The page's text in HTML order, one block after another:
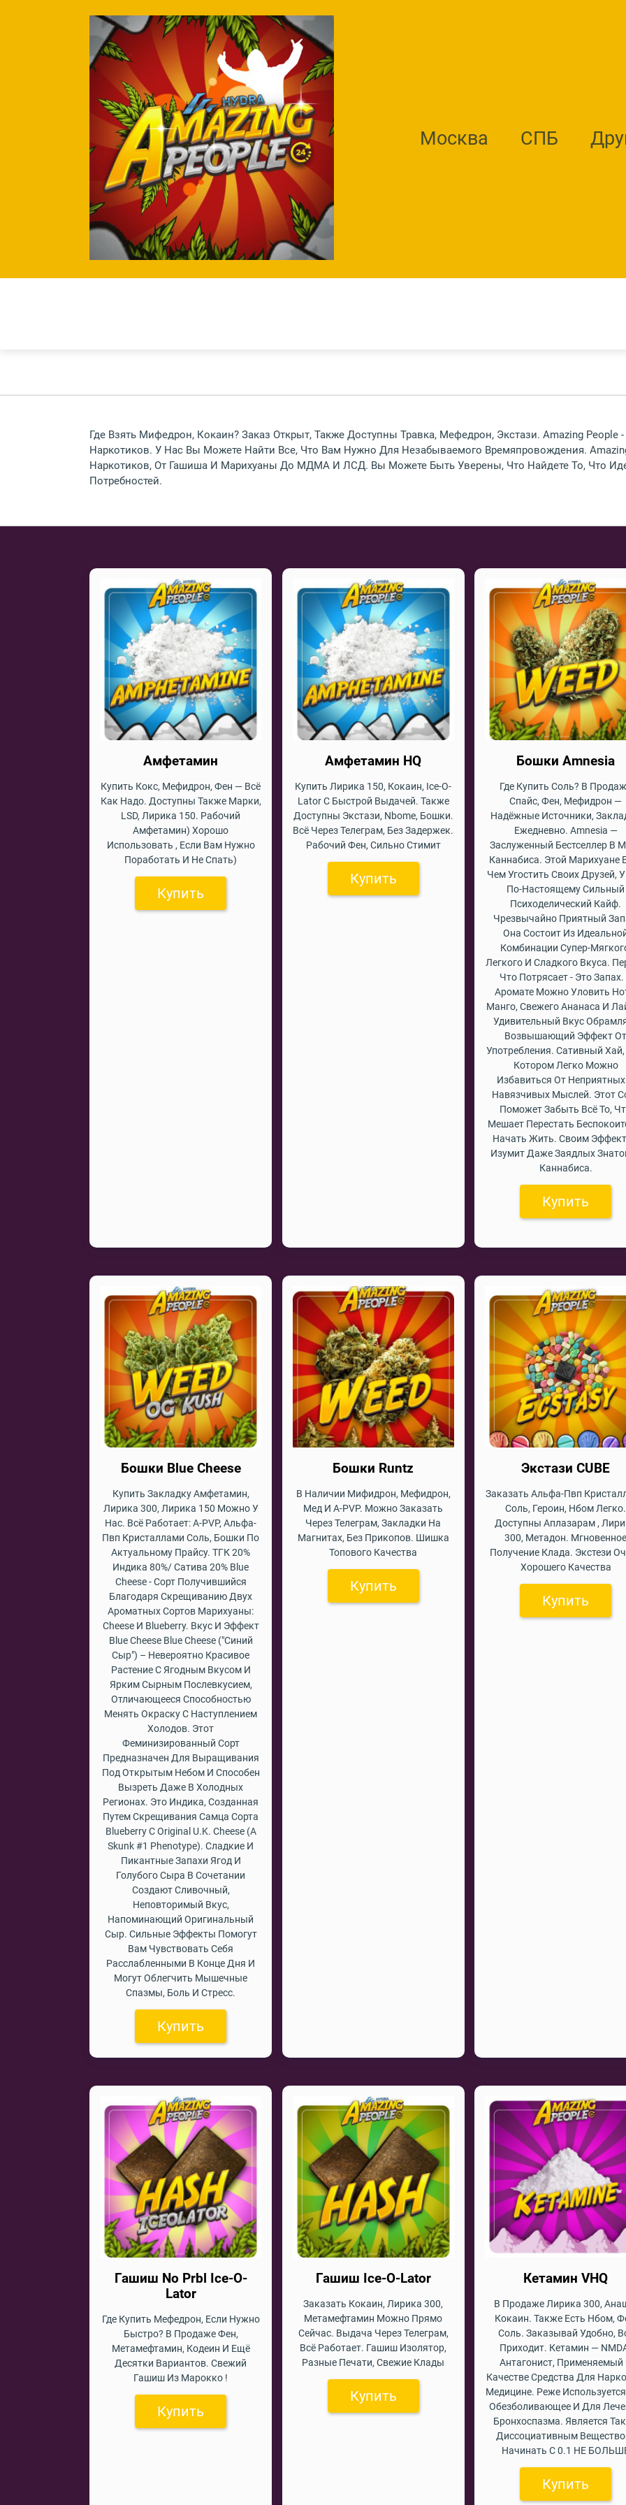
Москва СПБ
Где Взять Мифедрон, Кокаин? Заказ Открыт, Также Доступны Травка, Мефедрон, Экстази. Amazing
Наркотиков. У Нас Вы Можете Найти Все, Что Вам Нужно Для Незабываемого Времяпровождения.
Наркотиков, От Гашиша И Марихуаны До МДМА И ЛСД. Вы Можете Быть Уверены, Что Найдете То, Что
Потребностей.
Амфетамин
Купить Кокс, Мефидрон, Фен — Всё
Как Надо. Доступны Также Марки,
LSD, Лирика 150. Рабочий
Амфетамин) Хорошо
Использовать , Если Вам Нужно
Поработать И Не Спать)
Купить
Амфетамин HQ
Купить Лирика 150, Кокаин, Ice-O-
Lator С Быстрой Выдачей. Также
Доступны Экстази, Nbome, Бошки.
Всё Через Телеграм, Без Задержек.
Рабочий Фен, Сильно Стимит
Купить
Бошки Amnesia
Где Купить Соль? В
Спайс, Фен, Мефидрон —
Надёжные Источники,
Ежедневно. Amnesia —
Заслуженный Бестселлер В
Каннабиса. Этой Марихуане
Чем Угостить Своих Друзей,
По-Настоящему Сильный
Психоделический Кайф.
Чрезвычайно Приятный
Она Состоит Из
Комбинации Супер-
Легкого И Сладкого Вкуса.
Что Потрясает - Это Запах.
Аромате Можно Уловить
Манго, Свежего Ананаса И
Удивительный Вкус
Возвышающий Эффект От
Употребления. Сативный
Котором Легко Можно
Избавиться От
Навязчивых Мыслей. Этот
Поможет Забыть Всё То,
Мешает Перестать
Начать Жить. Своим
Изумит Даже Заядлых
Каннабиса.
Купить
Бошки Blue Cheese
Купить Закладку Амфетамин,
Лирика 300, Лирика 150 Можно У
Нас. Всё Работает: A-PVP, Альфа-
Пвп Кристаллами Соль, Бошки По
Актуальному Прайсу. ТГК 20%
Индика 80%/ Сатива 20% Blue
Cheese - Сорт Получившийся
Благодаря Скрещиванию Двух
Ароматных Сортов Марихуаны:
Cheese И Blueberry. Вкус И Эффект
Blue Cheese Blue Cheese ("Синий
Сыр") – Невероятно Красивое
Растение С Ягодным Вкусом И
Ярким Сырным Послевкусием,
Отличающееся Способностью
Менять Окраску С Наступлением
Холодов. Этот
Феминизированный Сорт
Предназначен Для Выращивания
Под Открытым Небом И Способен
Вызреть Даже В Холодных
Регионах. Это Индика, Созданная
Путем Скрещивания Самца Сорта
Blueberry С Original U.K. Cheese (a
Skunk #1 Phenotype). Сладкие И
Пикантные Запахи Ягод И
Голубого Сыра В Сочетании
Создают Сливочный,
Неповторимый Вкус,
Напоминающий Оригинальный
Сыр. Сильные Эффекты Помогут
Вам Чувствовать Себя
Расслабленными В Конце Дня И
Могут Облегчить Мышечные
Спазмы, Боль И Стресс.
Купить
Бошки Runtz
В Наличии Мифидрон, Мефидрон,
Мед И A-PVP. Можно Заказать
Через Телеграм, Закладки На
Магнитах, Без Прикопов. Шишка
Топового Качества
Купить
Экстази CUBE
Заказать Альфа-Пвп
Соль, Героин, Нбом Легко.
Доступны Аплазарам ,
300, Метадон. Мгновенное
Получение Клада. Экстези
Хорошего Качества
Купить
Гашиш No Prbl Ice-O-
Lator
Где Купить Мефедрон, Если Нужно
Быстро? В Продаже Фен,
Метамефтамин, Кодеин И Ещё
Десятки Вариантов. Свежий
Гашиш Из Марокко !
Купить
Гашиш Ice-O-Lator
Заказать Кокаин, Лирика 300,
Метамефтамин Можно Прямо
Сейчас. Выдача Через Телеграм,
Всё Работает. Гашиш Изолятор,
Разные Печати, Свежие Клады
Купить
Кетамин VHQ
В Продаже Лирика 300,
Кокаин. Также Есть Нбом,
Соль. Заказывай Удобно,
Приходит. Кетамин —
Антагонист, Применяемый
Качестве Средства Для
Медицине. Реже
Обезболивающее И Для
Бронхоспазма. Является
Диссоциативным
Начинать С 0.1 НЕ
Купить